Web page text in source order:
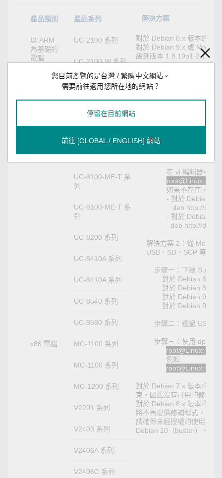
產品類別 產品系列 解決方案
以 ARM
為基礎的
電腦
UC-2100 系列
對於 Debian 8.x 版本的韌
對於 Debian 9.x 或 Moxa
級到版本 1.8.19p1-
解決方案 1：從 Moxa
步驟一：更新 apt 資
root@Linux:~$
root@Linux:~$
Debian 儲存庫是
在 vi 編輯器中開啟
root@Linux:~$
如果不存在，請將
- 對於 Debian 8.x
deb http://
- 對於 Debian 9.x
deb http://
解決方案 2：從 Moxa
USB、SD、SCP 等）
步驟一：下載 Sudo
對於 Debian 8.x
對於 Debian 8.x
對於 Debian 9.x 或
對於 Debian 9.x 或
步驟二：透過 USB/
步驟三：使用 dpkg -i
root@Linux:~$
例如
root@Linux:~$
對於 Debian 7.x 版本的韌
束，因此沒有可用的修補程
對於 Debian 8.x 版本的韌
將不再提供修補程式。
請確保未經授權的使用者
Debian 10（buster）。
UC-2100-W 系列
UC-3100 系列
UC-8100 系列
UC-8100A-ME-T 系
列
UC-8100-ME-T 系
列
UC-8100-ME-T 系
列
UC-8200 系列
UC-8410A 系列
UC-8410A 系列
UC-8540 系列
UC-8580 系列
x86 電腦 MC-1100 系列
MC-1100 系列
MC-1200 系列
V2201 系列
V2403 系列
V2406A 系列
V2406C 系列
您目前瀏覽的是台灣 / 繁體中文網站。
需要前往適用您所在地的網站？
停留在目前網站
前往 [GLOBAL / ENGLISH] 網站